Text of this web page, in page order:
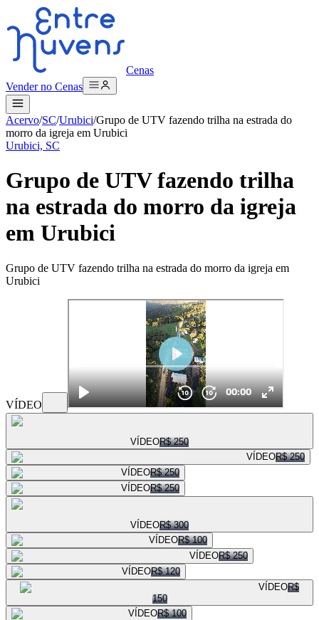
Cenas
Vender no Cenas
Acervo/SC/Urubici/Grupo de UTV fazendo trilha na estrada do
morro da igreja em Urubici
Urubici, SC
Grupo de UTV fazendo trilha
na estrada do morro da igreja
em Urubici
Grupo de UTV fazendo trilha na estrada do morro da igreja em
Urubici
VÍDEO
VÍDEOR$ 250
VÍDEOR$ 250
VÍDEOR$ 250
VÍDEOR$ 250
VÍDEOR$ 300
VÍDEOR$ 100
VÍDEOR$ 250
VÍDEOR$ 120
VÍDEOR$
150
VÍDEOR$ 100